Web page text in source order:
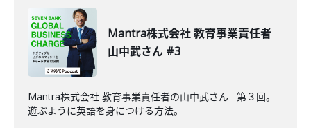
Mantra株式会社 教育事業責任者
山中武さん #3
Mantra株式会社 教育事業責任者の山中武さん 第３回。
遊ぶように英語を身につける方法。